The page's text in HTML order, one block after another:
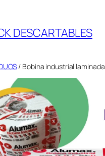
DESCARTABLES
/ Bobina industrial laminada